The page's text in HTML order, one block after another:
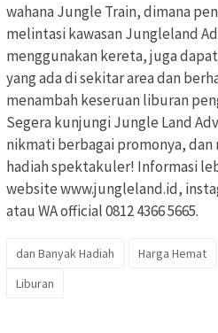
wahana Jungle Train, dimana
melintasi kawasan Jungleland
menggunakan kereta, juga
yang ada di sekitar area dan
menambah keseruan liburan
Segera kunjungi Jungle Land
nikmati berbagai promonya, dan
hadiah spektakuler! Informasi
website www.jungleland.id,
atau WA official 0812 4366 5665.
dan Banyak Hadiah Harga Hemat
Liburan